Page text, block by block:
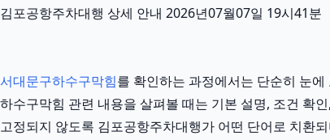
김포공항주차대행 상세 안내 2026년07월07일 19시41분
서대문구하수구막힘를 확인하는 과정에서는 단순히 눈
하수구막힘 관련 내용을 살펴볼 때는 기본 설명, 조건 확
고정되지 않도록 김포공항주차대행가 어떤 단어로 치환